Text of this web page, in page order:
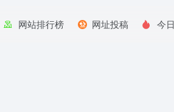
网站排行榜 网址投稿 今